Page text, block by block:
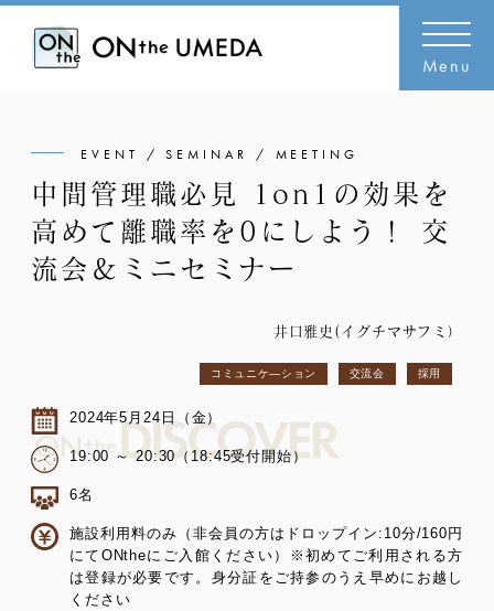
Menu
EVENT / SEMINAR / MEETING
中間管理職必見 1on1の効果を
高めて離職率を0にしよう！ 交
流会＆ミニセミナー
井口雅史(イグチマサフミ）
コミュニケ―ション 交流会 採用
2024年5月24日（金）
19:00 ～ 20:30（18:45受付開始）
6名
施設利用料のみ（非会員の方はドロップイン:10分/160円
にてONtheにご入館ください）※初めてご利用される方
は登録が必要です。身分証をご持参のうえ早めにお越し
ください